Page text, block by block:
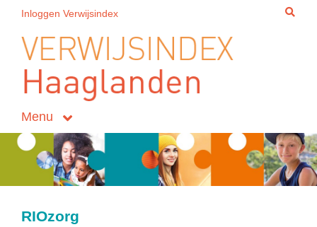
Inloggen Verwijsindex
Menu
RIOzorg